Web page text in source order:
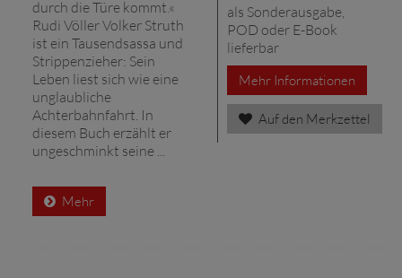
durch die Türe kommt.«
Rudi Völler Volker Struth
ist ein Tausendsassa und
Strippenzieher: Sein
Leben liest sich wie eine
unglaubliche
Achterbahnfahrt. In
diesem Buch erzählt er
ungeschminkt seine ...
Mehr
als Sonderausgabe,
POD oder E-Book
lieferbar
Mehr Informationen
Auf den Merkzettel